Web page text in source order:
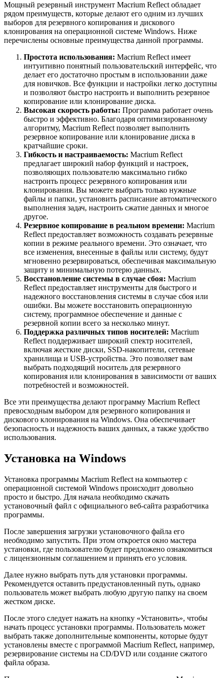
Мощный резервный инструмент Macrium Reflect обладает
рядом преимуществ, которые делают его одним из лучших
выборов для резервного копирования и дискового
клонирования на операционной системе Windows. Ниже
перечислены основные преимущества данной программы.
Простота использования: Macrium Reflect имеет
интуитивно понятный пользовательский интерфейс, что
делает его достаточно простым в использовании даже
для новичков. Все функции и настройки легко доступны
и позволяют быстро настроить и выполнить резервное
копирование или клонирование диска.
Высокая скорость работы: Программа работает очень
быстро и эффективно. Благодаря оптимизированному
алгоритму, Macrium Reflect позволяет выполнить
резервное копирование или клонирование диска в
кратчайшие сроки.
Гибкость и настраиваемость: Macrium Reflect
предлагает широкий набор функций и настроек,
позволяющих пользователю максимально гибко
настроить процесс резервного копирования или
клонирования. Вы можете выбрать только нужные
файлы и папки, установить расписание автоматического
выполнения задач, настроить сжатие данных и многое
другое.
Резервное копирование в реальном времени: Macrium
Reflect предоставляет возможность создавать резервные
копии в режиме реального времени. Это означает, что
все изменения, внесенные в файлы или систему, будут
мгновенно резервироваться, обеспечивая максимальную
защиту и минимальную потерю данных.
Восстановление системы в случае сбоя: Macrium
Reflect предоставляет инструменты для быстрого и
надежного восстановления системы в случае сбоя или
ошибки. Вы можете восстановить операционную
систему, программное обеспечение и данные с
резервной копии всего за несколько минут.
Поддержка различных типов носителей: Macrium
Reflect поддерживает широкий спектр носителей,
включая жесткие диски, SSD-накопители, сетевые
хранилища и USB-устройства. Это позволяет вам
выбрать подходящий носитель для резервного
копирования или клонирования в зависимости от ваших
потребностей и возможностей.
Все эти преимущества делают программу Macrium Reflect
превосходным выбором для резервного копирования и
дискового клонирования на Windows. Она обеспечивает
безопасность и надежность ваших данных, а также удобство
использования.
Установка на Windows
Установка программы Macrium Reflect на компьютер с
операционной системой Windows происходит довольно
просто и быстро. Для начала необходимо скачать
установочный файл с официального веб-сайта разработчика
программы.
После завершения загрузки установочного файла его
необходимо запустить. При этом откроется окно мастера
установки, где пользователю будет предложено ознакомиться
с лицензионным соглашением и принять его условия.
Далее нужно выбрать путь для установки программы.
Рекомендуется оставить предустановленный путь, однако
пользователь может выбрать любую другую папку на своем
жестком диске.
После этого следует нажать на кнопку «Установить», чтобы
начать процесс установки программы. Пользователь может
выбрать также дополнительные компоненты, которые будут
установлены вместе с программой Macrium Reflect, например,
резервирование системы на CD/DVD или создание сжатого
файла образа.